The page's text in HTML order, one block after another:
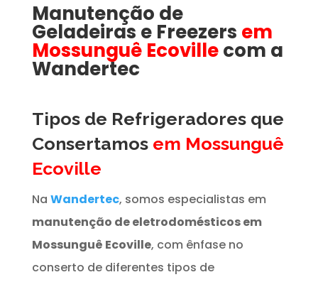
Manutenção de
Geladeiras e Freezers em
Mossunguê Ecovillecom a
Wandertec
Tipos de Refrigeradores que
Consertamos em Mossunguê
Ecoville
Na Wandertec, somos especialistas em
manutenção de eletrodomésticos em
Mossunguê Ecoville, com ênfase no
conserto de diferentes tipos de